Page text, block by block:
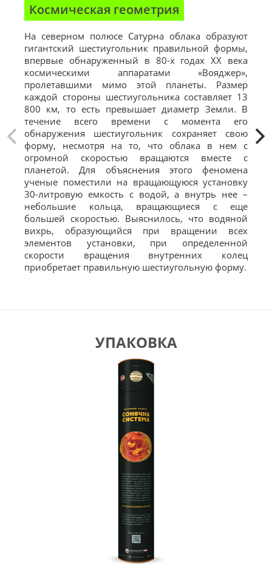
Космическая геометрия
На северном полюсе Сатурна облака образуют
гигантский шестиугольник правильной формы,
впервые обнаруженный в 80-х годах XX века
космическими аппаратами «Вояджер»,
пролетавшими мимо этой планеты. Размер
каждой стороны шестиугольника составляет 13
800 км, то есть превышает диаметр Земли. В
течение всего времени с момента его
обнаружения шестиугольник сохраняет свою
форму, несмотря на то, что облака в нем с
огромной скоростью вращаются вместе с
планетой. Для объяснения этого феномена
ученые поместили на вращающуюся установку
30-литровую емкость с водой, а внутрь нее –
небольшие кольца, вращающиеся с еще
большей скоростью. Выяснилось, что водяной
вихрь, образующийся при вращении всех
элементов установки, при определенной
скорости вращения внутренних колец
приобретает правильную шестиугольную форму.
УПАКОВКА